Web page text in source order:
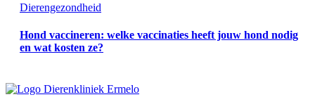
Dierengezondheid
Hond vaccineren: welke vaccinaties heeft jouw hond nodig
en wat kosten ze?